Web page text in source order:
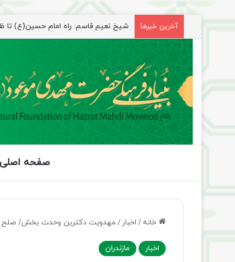
آخرین خبرها
صفحه اصلی
خانه / اخبار / مهدویت دکترین وحدت بخش/ صلح
اخبار مازندران